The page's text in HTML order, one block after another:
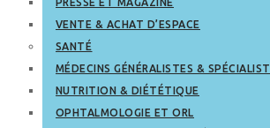
VENTE & ACHAT D’ESPACE
SANTÉ
MÉDECINS GÉNÉRALISTES &
NUTRITION & DIÉTÉTIQUE
OPHTALMOLOGIE ET ORL